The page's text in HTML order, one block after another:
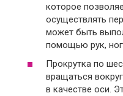
которое
осуществлять
может быть
помощью рук,
Прокрутка по
вращаться
в качестве оси.